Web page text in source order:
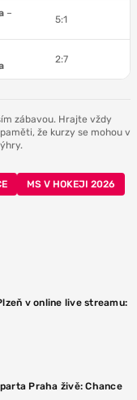
–
5:1
2:7
zábavou. Hrajte vždy
že kurzy se mohou v
MS V HOKEJI 2026
v online live streamu:
Praha živě: Chance